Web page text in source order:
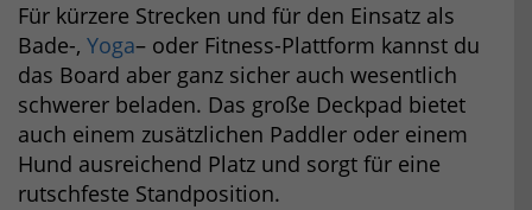
Für kürzere Strecken und für den Einsatz als
Bade-, Yoga– oder Fitness-Plattform kannst du
das Board aber ganz sicher auch wesentlich
schwerer beladen. Das große Deckpad bietet
auch einem zusätzlichen Paddler oder einem
Hund ausreichend Platz und sorgt für eine
rutschfeste Standposition.